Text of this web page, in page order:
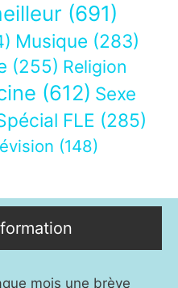
(691)
Musique (283)
(255) Religion
(612) Sexe
FLE (285)
(148)
mois une brève